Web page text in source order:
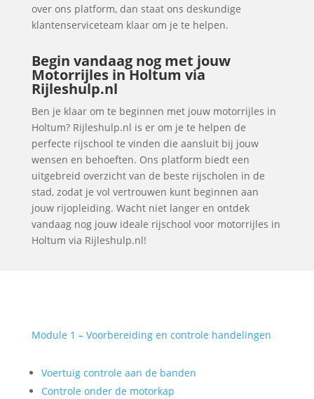
over ons platform, dan staat ons deskundige
klantenserviceteam klaar om je te helpen.
Begin vandaag nog met jouw
Motorrijles in Holtum via
Rijleshulp.nl
Ben je klaar om te beginnen met jouw motorrijles in
Holtum? Rijleshulp.nl is er om je te helpen de
perfecte rijschool te vinden die aansluit bij jouw
wensen en behoeften. Ons platform biedt een
uitgebreid overzicht van de beste rijscholen in de
stad, zodat je vol vertrouwen kunt beginnen aan
jouw rijopleiding. Wacht niet langer en ontdek
vandaag nog jouw ideale rijschool voor motorrijles in
Holtum via Rijleshulp.nl!
Module 1 – Voorbereiding en controle handelingen
Voertuig controle aan de banden
Controle onder de motorkap